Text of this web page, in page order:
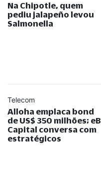
Na Chipotle, quem
pediu jalapeño levou
Salmonella
Telecom
Alloha emplaca bond
de US$ 350 milhões; eB
Capital conversa com
estratégicos